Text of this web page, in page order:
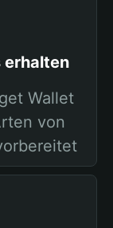
erhalten
Wallet
von